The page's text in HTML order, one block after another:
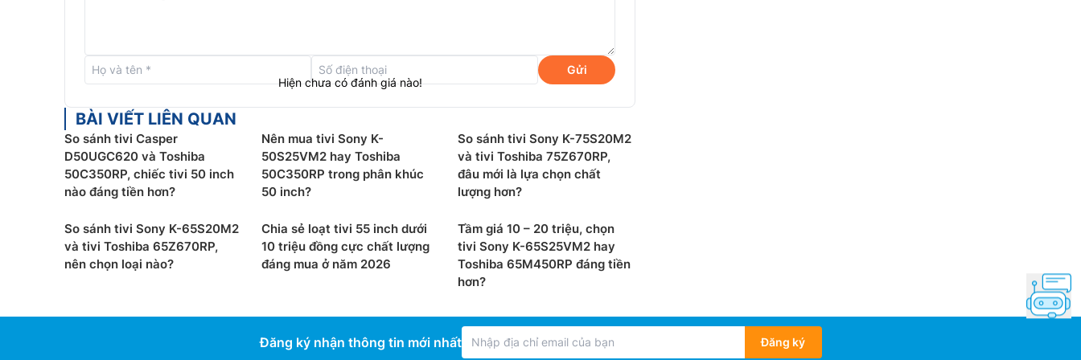
Tivi Toshiba 4K 75M450RP tự động phân tích và điều chỉnh các thông số hình
Gửi
Hiện chưa có đánh giá nào!
BÀI VIẾT LIÊN QUAN
So sánh tivi Casper
D50UGC620 và Toshiba
50C350RP, chiếc tivi 50 inch
nào đáng tiền hơn?
Nên mua tivi Sony K-
50S25VM2 hay Toshiba
50C350RP trong phân khúc
50 inch?
So sánh tivi Sony K-75S20M2
và tivi Toshiba 75Z670RP,
đâu mới là lựa chọn chất
lượng hơn?
So sánh tivi Sony K-65S20M2
và tivi Toshiba 65Z670RP,
nên chọn loại nào?
Chia sẻ loạt tivi 55 inch dưới
10 triệu đồng cực chất lượng
đáng mua ở năm 2026
Tầm giá 10 – 20 triệu, chọn
tivi Sony K-65S25VM2 hay
Toshiba 65M450RP đáng tiền
hơn?
Đăng ký nhận thông tin mới nhất Đăng ký